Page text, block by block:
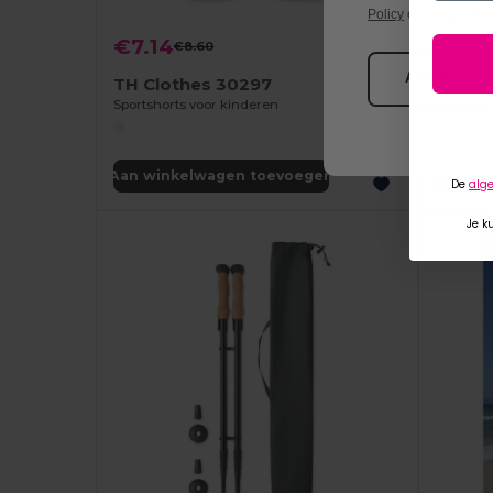
€7.14€8.60
TH Clothes 30297
Sportshorts voor kinderen
Aan winkelwagen toevoegen Aan
Policy en
Alleen
De
Je